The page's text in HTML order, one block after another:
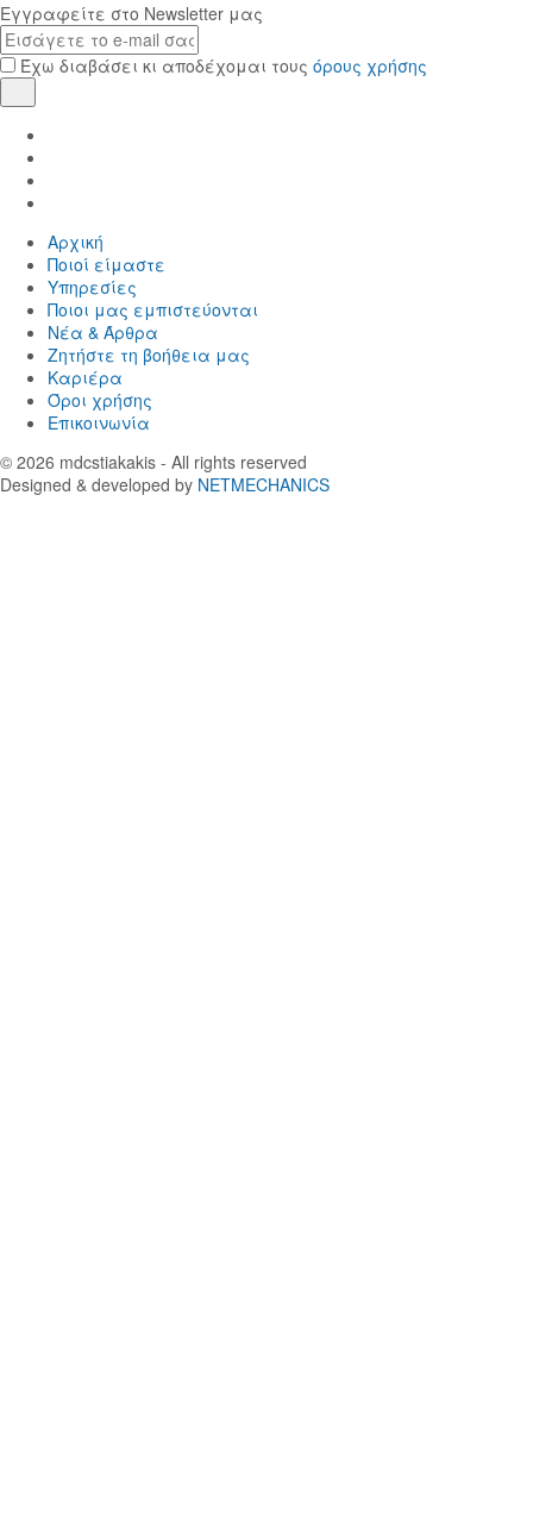
Εγγραφείτε στο Newsletter μας
E-
mailΈχω διαβάσει κι αποδέχομαι τους όρους χρήσης
Twitter
in
LinkedIn
Αρχική
Ποιοί είμαστε
Yπηρεσίες
Ποιοι μας εμπιστεύονται
Νέα & Άρθρα
Ζητήστε τη βοήθεια μας
Καριέρα
Όροι χρήσης
Επικοινωνία
© 2026 mdcstiakakis - All rights reserved
Designed & developed by NETMECHANICS